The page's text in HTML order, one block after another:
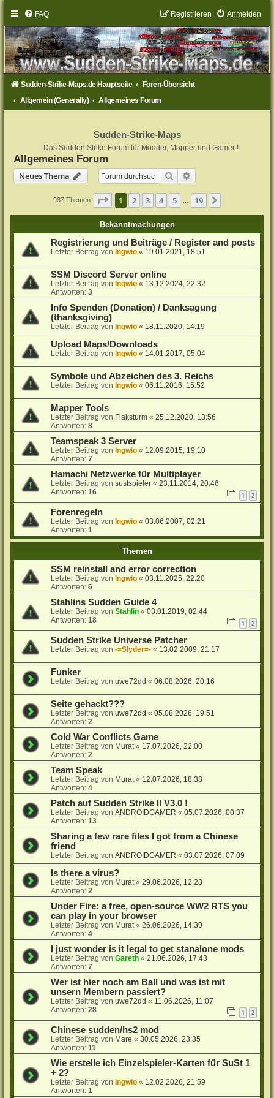
FAQ Anmelden
Registrieren
Sudden-Strike-Maps.de Hauptseite
Foren-Übersicht
Allgemein (Generally)
Allgemeines Forum
Sudden-Strike-Maps
Das Sudden Strike Forum für Modder, Mapper und Gamer !
Allgemeines Forum
Neues Thema
Suche
937 Themen Seite 1von 19
1 2 3 4 5 19
Bekanntmachungen
Registrierung und Beiträge / Register and posts
Letzter Beitrag von Ingwio « 19.01.2021, 18:51
SSM Discord Server online
Letzter Beitrag von Ingwio « 13.12.2024, 22:32
Antworten:3
Info Spenden (Donation) / Danksagung
(thanksgiving)
Letzter Beitrag von Ingwio « 18.11.2020, 14:19
Upload Maps/Downloads
Letzter Beitrag von Ingwio « 14.01.2017, 05:04
Symbole und Abzeichen des 3. Reichs
Letzter Beitrag von Ingwio «06.11.2016, 15:52
Mapper Tools
Letzter Beitrag von Flaksturm «25.12.2020, 13:56
Antworten:8
Teamspeak 3 Server
Letzter Beitrag von Ingwio « 12.09.2015, 19:10
Antworten:7
Hamachi Netzwerke für Multiplayer
Letzter Beitrag vonsustspieler «23.11.2014, 20:46
Antworten:16 1 2
Forenregeln
Letzter Beitrag von Ingwio «03.06.2007, 02:21
Antworten:1
Themen
SSM reinstall and error correction
Letzter Beitrag von Ingwio «03.11.2025, 22:20
Antworten:6
Stahlins Sudden Guide 4
Letzter Beitrag vonStahlin «03.01.2019, 02:44
Antworten:18 1 2
Sudden Strike Universe Patcher
Letzter Beitrag von-=Slyder=- « 13.02.2009, 21:17
Funker
Letzter Beitrag vonuwe72dd «06.08.2026, 20:16
Seite gehackt???
Letzter Beitrag vonuwe72dd «05.08.2026, 19:51
Antworten:2
Cold War Conflicts Game
Letzter Beitrag von Murat « 17.07.2026, 22:00
Antworten:2
Team Speak
Letzter Beitrag von Murat « 12.07.2026, 18:38
Antworten:4
Patch auf Sudden Strike II V3.0 !
Letzter Beitrag vonANDROIDGAMER «05.07.2026, 00:37
Antworten:13
Sharing a few rare files I got from a Chinese
friend
Letzter Beitrag vonANDROIDGAMER «03.07.2026, 07:09
Is there a virus?
Letzter Beitrag von Murat «29.06.2026, 12:28
Antworten:2
Under Fire: a free, open-source WW2 RTS you
can play in your browser
Letzter Beitrag von Murat «26.06.2026, 14:30
Antworten:4
I just wonder is it legal to get stanalone mods
Letzter Beitrag vonGareth «21.06.2026, 17:43
Antworten:7
Wer ist hier noch am Ball und was ist mit
unsern Membern passiert?
Letzter Beitrag vonuwe72dd « 11.06.2026, 11:07
Antworten:28 1 2
Chinese sudden/hs2 mod
Letzter Beitrag von Mare «30.05.2026, 23:35
Antworten:11
Wie erstelle ich Einzelspieler-Karten für SuSt 1
+ 2?
Letzter Beitrag vonIngwio « 12.02.2026, 21:59
Antworten:1